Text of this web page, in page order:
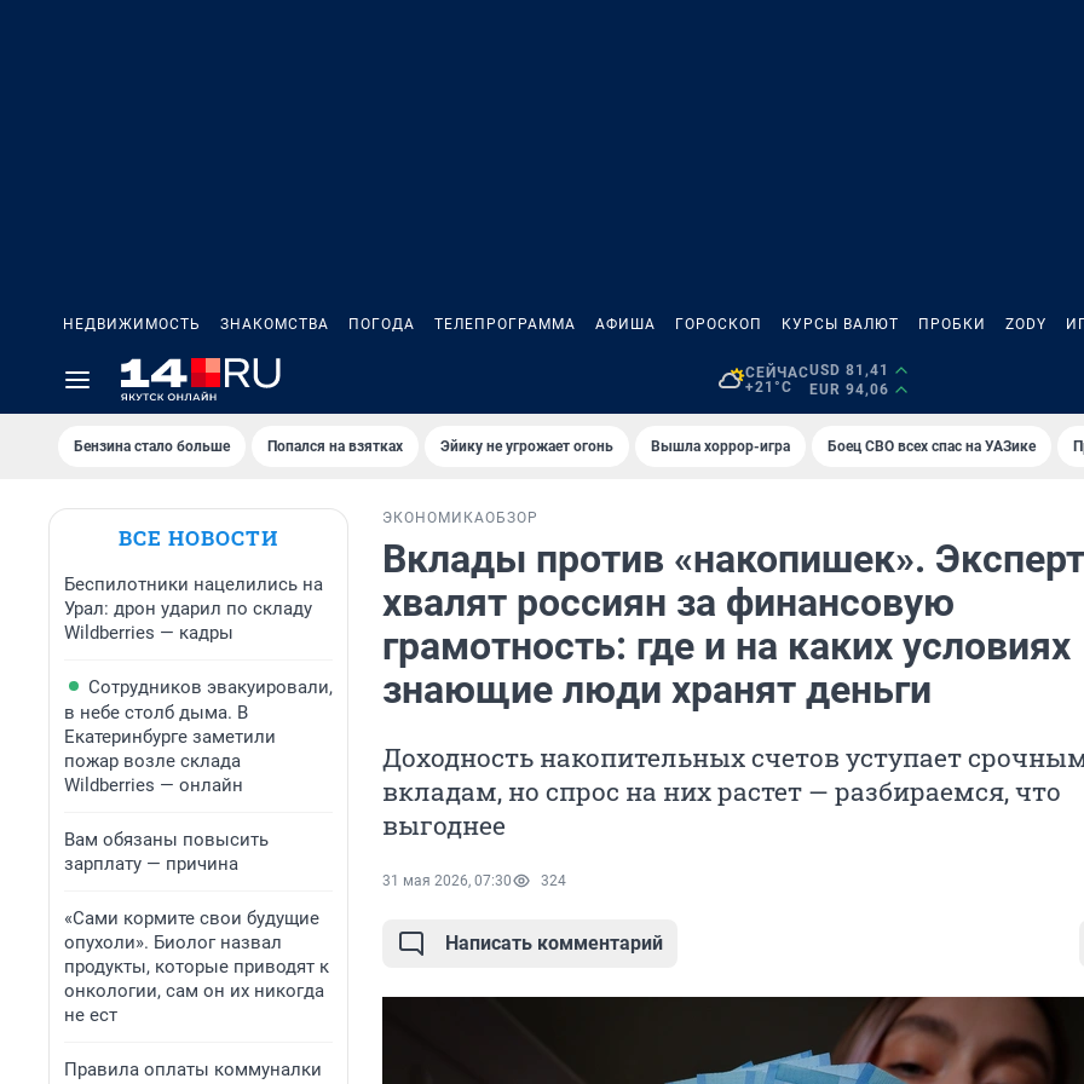
НЕДВИЖИМОСТЬ ЗНАКОМСТВА ПОГОДА ТЕЛЕПРОГРАММА АФИША ГОРОСКОП КУРСЫ ВАЛЮТ ПРОБКИ ZODY
СЕЙЧАС
+21°C
USD 81,41
EUR 94,06
Бензина стало больше Попался на взятках Эйику не угрожает огонь Вышла хоррор-игра Боец СВО всех спас на УАЗике
ВСЕ НОВОСТИ
Беспилотники нацелились на
Урал: дрон ударил по складу
Wildberries — кадры
Сотрудников эвакуировали,
в небе столб дыма. В
Екатеринбурге заметили
пожар возле склада
Wildberries — онлайн
Вам обязаны повысить
зарплату — причина
«Сами кормите свои будущие
опухоли». Биолог назвал
продукты, которые приводят к
онкологии, сам он их никогда
не ест
Правила оплаты коммуналки
ЭКОНОМИКАОБЗОР
Вклады против «накопишек».
хвалят россиян за финансовую
грамотность: где и на каких условиях
знающие люди хранят деньги
Доходность накопительных счетов уступает
вкладам, но спрос на них растет — разбираемся, что
выгоднее
31 мая 2026, 07:30 324
Написать комментарий